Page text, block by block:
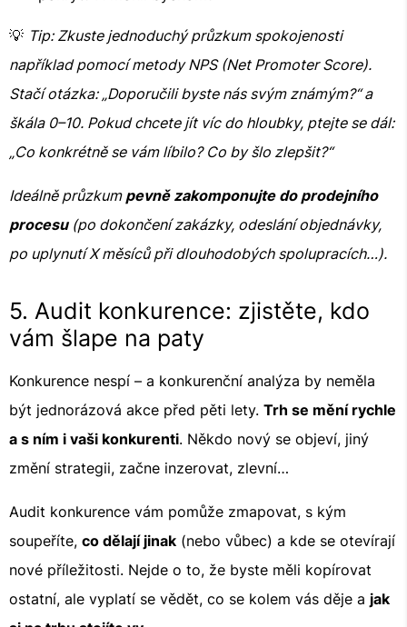
💡 Tip: Zkuste jednoduchý průzkum spokojenosti
například pomocí metody NPS (Net Promoter Score).
Stačí otázka: „Doporučili byste nás svým známým?“ a
škála 0–10. Pokud chcete jít víc do hloubky, ptejte se dál:
„Co konkrétně se vám líbilo? Co by šlo zlepšit?“
Ideálně průzkum pevně zakomponujte do prodejního
procesu(po dokončení zakázky, odeslání objednávky,
po uplynutí X měsíců při dlouhodobých spolupracích…).
5. Audit konkurence: zjistěte, kdo
vám šlape na paty
Konkurence nespí – a konkurenční analýza by neměla
být jednorázová akce před pěti lety. Trh se mění rychle
a s ním i vaši konkurenti. Někdo nový se objeví, jiný
změní strategii, začne inzerovat, zlevní…
Audit konkurence vám pomůže zmapovat, s kým
soupeříte, co dělají jinak (nebo vůbec) a kde se otevírají
nové příležitosti. Nejde o to, že byste měli kopírovat
ostatní, ale vyplatí se vědět, co se kolem vás děje a jak